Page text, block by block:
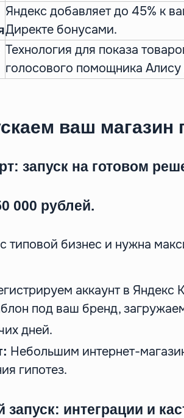
Яндекс добавляет до 45% к
Директе бонусами.
Технология для показа
голосового помощника
ваш магазин
запуск на готовом
000 рублей.
типовой бизнес и нужна
аккаунт в Яндекс
под ваш бренд,
дней.
Небольшим интернет-
гипотез.
интеграции и